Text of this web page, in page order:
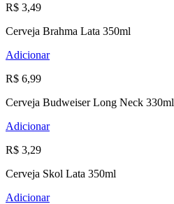
R$ 3,49
Cerveja Brahma Lata 350ml
Adicionar
R$ 6,99
Cerveja Budweiser Long Neck 330ml
Adicionar
R$ 3,29
Cerveja Skol Lata 350ml
Adicionar